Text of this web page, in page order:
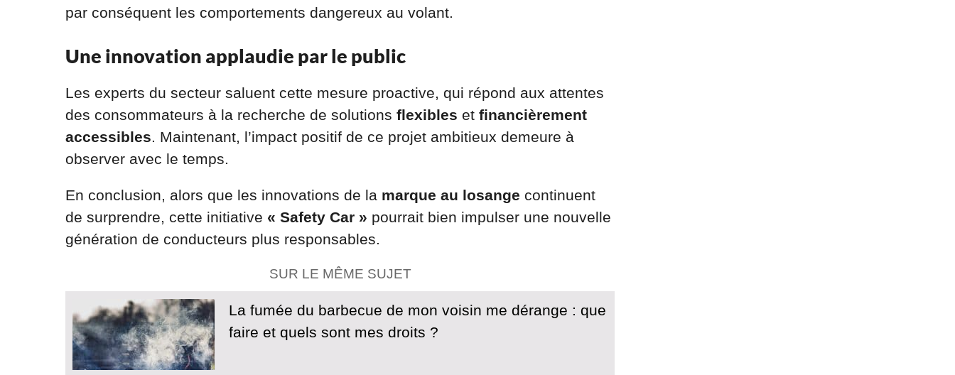
par conséquent les comportements dangereux au volant.
Une innovation applaudie par le public
Les experts du secteur saluent cette mesure proactive, qui répond aux attentes
des consommateurs à la recherche de solutions flexibles et financièrement
accessibles . Maintenant, l’impact positif de ce projet ambitieux demeure à
observer avec le temps.
En conclusion, alors que les innovations de la marque au losange continuent
de surprendre, cette initiative « Safety Car » pourrait bien impulser une nouvelle
génération de conducteurs plus responsables.
SUR LE MÊME SUJET
La fumée du barbecue de mon voisin me dérange : que
faire et quels sont mes droits ?